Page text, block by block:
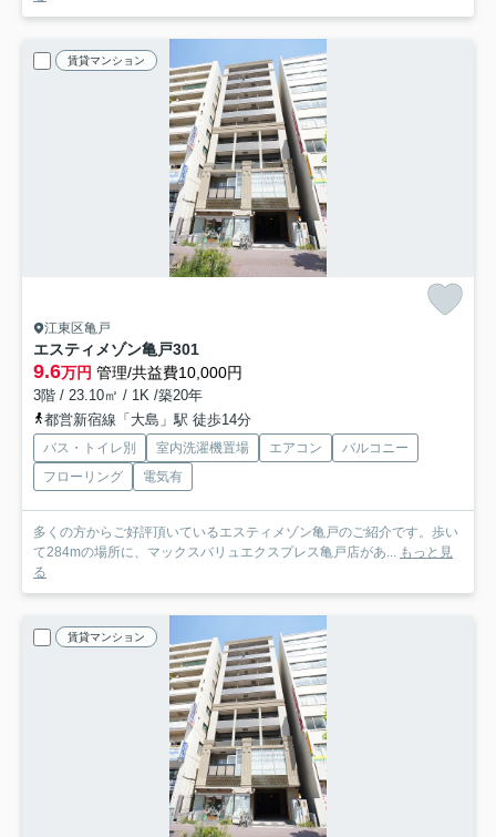
賃貸マンション
江東区亀戸
エスティメゾン亀戸301
9.6万円 管理/共益費10,000円
3階 / 23.10㎡ / 1K /築20年
都営新宿線「大島」駅 徒歩14分
バス・トイレ別 室内洗濯機置場 エアコン
バルコニー
フローリング
電気有
多くの方からご好評頂いているエスティメゾン亀戸のご紹介です。歩い
て284mの場所に、マックスバリュエクスプレス亀戸店があ... もっと見
る
賃貸マンション